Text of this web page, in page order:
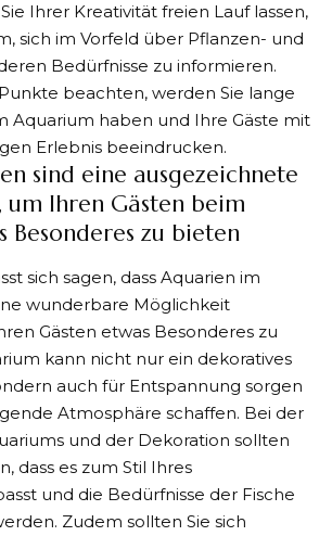
Ihrer Kreativität freien Lauf lassen,
sich im Vorfeld über Pflanzen- und
Bedürfnisse zu informieren.
beachten, werden Sie lange
Aquarium haben und Ihre Gäste mit
Erlebnis beeindrucken.
sind eine ausgezeichnete
Ihren Gästen beim
Besonderes zu bieten
sich sagen, dass Aquarien im
wunderbare Möglichkeit
Gästen etwas Besonderes zu
kann nicht nur ein dekoratives
auch für Entspannung sorgen
Atmosphäre schaffen. Bei der
und der Dekoration sollten
dass es zum Stil Ihres
und die Bedürfnisse der Fische
Zudem sollten Sie sich